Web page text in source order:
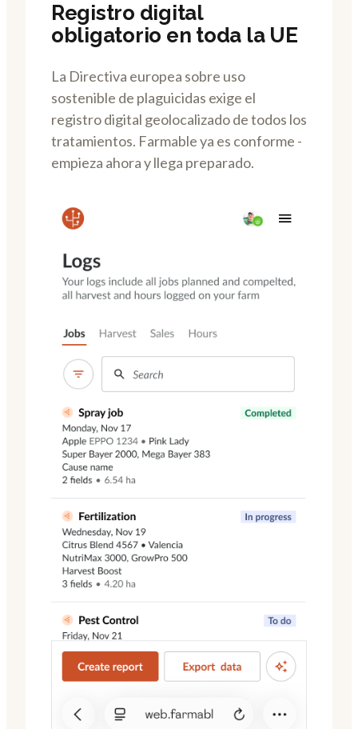
Registro digital
obligatorio en toda la UE
La Directiva europea sobre uso
sostenible de plaguicidas exige el
registro digital geolocalizado de todos los
tratamientos. Farmable ya es conforme -
empieza ahora y llega preparado.